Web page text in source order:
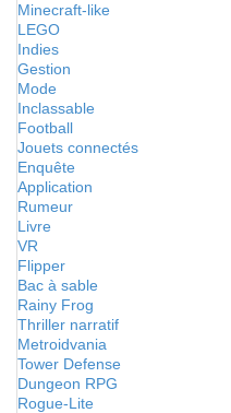
Minecraft-like
LEGO
Indies
Gestion
Mode
Inclassable
Football
Jouets connectés
Enquête
Application
Rumeur
Livre
VR
Flipper
Bac à sable
Rainy Frog
Thriller narratif
Metroidvania
Tower Defense
Dungeon RPG
Rogue-Lite